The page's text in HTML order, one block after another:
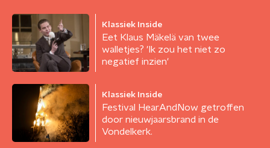
Klassiek Inside
Eet Klaus Mäkelä van twee
walletjes? 'Ik zou het niet zo
negatief inzien'
Klassiek Inside
Festival HearAndNow getroffen
door nieuwjaarsbrand in de
Vondelkerk.